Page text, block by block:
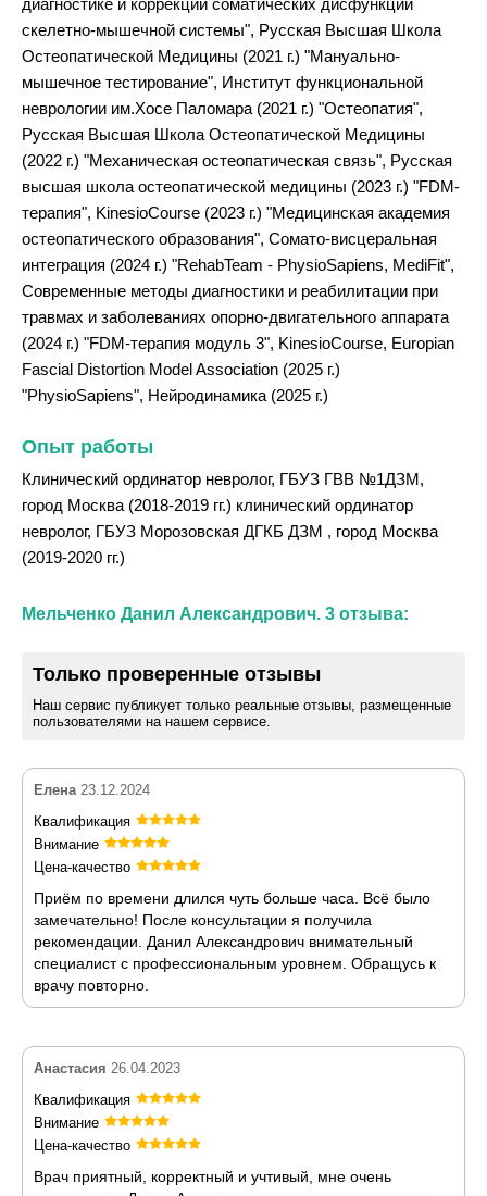
скелетно-мышечной системы", Русская Высшая Школа
Остеопатической Медицины (2021 г.) "Мануально-
мышечное тестирование", Институт функциональной
неврологии им.Хосе Паломара (2021 г.) "Остеопатия",
Русская Высшая Школа Остеопатической Медицины
(2022 г.) "Механическая остеопатическая связь", Русская
высшая школа остеопатической медицины (2023 г.) "FDM-
терапия", KinesioCourse (2023 г.) "Медицинская академия
остеопатического образования", Сомато-висцеральная
интеграция (2024 г.) "RehabTeam - PhysioSapiens, MediFit",
Современные методы диагностики и реабилитации при
травмах и заболеваниях опорно-двигательного аппарата
(2024 г.) "FDM-терапия модуль 3", KinesioCourse, Europian
Fascial Distortion Model Association (2025 г.)
"PhysioSapiens", Нейродинамика (2025 г.)
Опыт работы
Клинический ординатор невролог, ГБУЗ ГВВ №1ДЗМ,
город Москва (2018-2019 гг.) клинический ординатор
невролог, ГБУЗ Морозовская ДГКБ ДЗМ , город Москва
(2019-2020 гг.)
Мельченко Данил Александрович. 3 отзыва:
Только проверенные отзывы
Наш сервис публикует только реальные отзывы, размещенные
пользователями на нашем сервисе.
Елена 23.12.2024
Квалификация
Внимание
Цена-качество
Приём по времени длился чуть больше часа. Всё было
замечательно! После консультации я получила
рекомендации. Данил Александрович внимательный
специалист с профессиональным уровнем. Обращусь к
врачу повторно.
Анастасия 26.04.2023
Квалификация
Внимание
Цена-качество
Врач приятный, корректный и учтивый, мне очень